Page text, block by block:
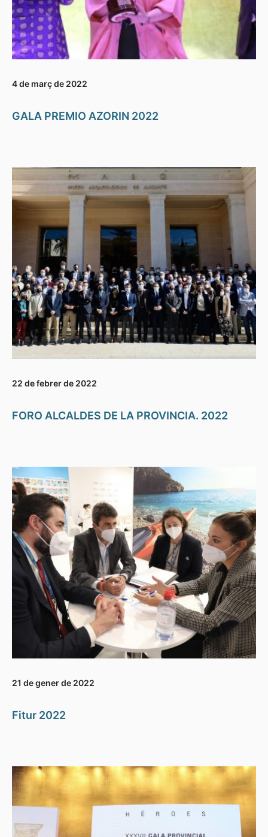
4 de març de 2022
GALA PREMIO AZORIN 2022
22 de febrer de 2022
FORO ALCALDES DE LA PROVINCIA. 2022
21 de gener de 2022
Fitur 2022